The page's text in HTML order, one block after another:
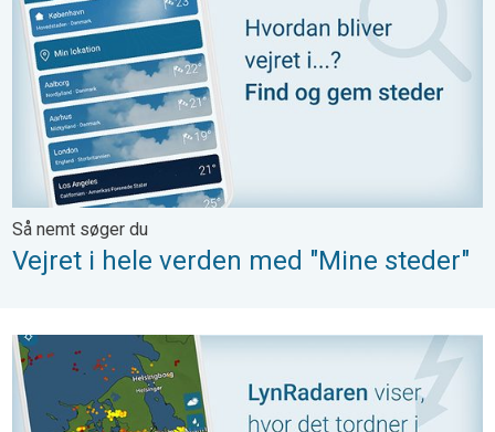
Så nemt søger du
Vejret i hele verden med "Mine steder"
Track tordenvejr med LynRadaren. Hvor lyner det?. . .